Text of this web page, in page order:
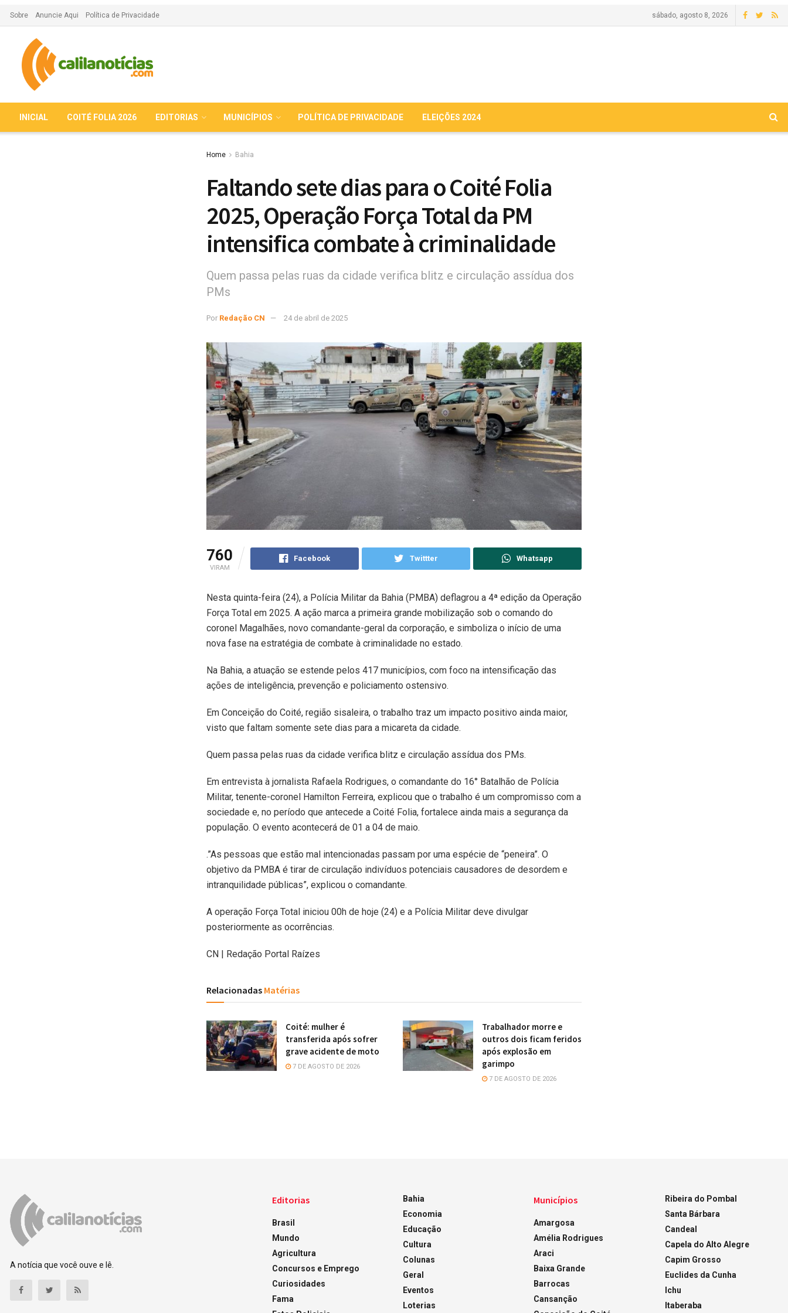
Sobre Anuncie Aqui Política de Privacidade sábado, agosto 8, 2026
INICIAL COITÉ FOLIA 2026 EDITORIAS MUNICÍPIOS POLÍTICA DE PRIVACIDADE ELEIÇÕES 2024
Home Bahia
Faltando sete dias para o Coité Folia
2025, Operação Força Total da PM
intensifica combate à criminalidade
Quem passa pelas ruas da cidade verifica blitz e circulação assídua dos
PMs
Por Redação CN 24 de abril de 2025
760
VIRAM
Facebook Twittter Whatsapp
Nesta quinta-feira (24), a Polícia Militar da Bahia (PMBA) deflagrou a 4ª edição da Operação
Força Total em 2025. A ação marca a primeira grande mobilização sob o comando do
coronel Magalhães, novo comandante-geral da corporação, e simboliza o início de uma
nova fase na estratégia de combate à criminalidade no estado.
Na Bahia, a atuação se estende pelos 417 municípios, com foco na intensificação das
ações de inteligência, prevenção e policiamento ostensivo.
Em Conceição do Coité, região sisaleira, o trabalho traz um impacto positivo ainda maior,
visto que faltam somente sete dias para a micareta da cidade.
Quem passa pelas ruas da cidade verifica blitz e circulação assídua dos PMs.
Em entrevista à jornalista Rafaela Rodrigues, o comandante do 16° Batalhão de Polícia
Militar, tenente-coronel Hamilton Ferreira, explicou que o trabalho é um compromisso com a
sociedade e, no período que antecede a Coité Folia, fortalece ainda mais a segurança da
população. O evento acontecerá de 01 a 04 de maio.
.”As pessoas que estão mal intencionadas passam por uma espécie de “peneira”. O
objetivo da PMBA é tirar de circulação indivíduos potenciais causadores de desordem e
intranquilidade públicas”, explicou o comandante.
A operação Força Total iniciou 00h de hoje (24) e a Polícia Militar deve divulgar
posteriormente as ocorrências.
CN | Redação Portal Raízes
Relacionadas Matérias
Coité: mulher é
transferida após sofrer
grave acidente de moto
7 DE AGOSTO DE 2026
Trabalhador morre e
outros dois ficam feridos
após explosão em
garimpo
7 DE AGOSTO DE 2026
A notícia que você ouve e lê.
Editorias
Brasil
Mundo
Agricultura
Concursos e Emprego
Curiosidades
Fama
Bahia
Economia
Educação
Cultura
Colunas
Geral
Eventos
Loterias
Municípios
Amargosa
Amélia Rodrigues
Araci
Baixa Grande
Barrocas
Cansanção
Ribeira do Pombal
Santa Bárbara
Candeal
Capela do Alto Alegre
Capim Grosso
Euclides da Cunha
Ichu
Itaberaba